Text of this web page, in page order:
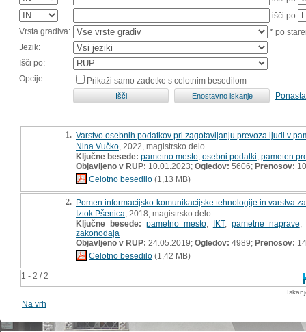
išči po
Vrsta gradiva:
* po
Jezik:
Išči po:
Opcije:
Prikaži samo zadetke s celotnim besedilom
1 - 2 / 2
1. Varstvo osebnih podatkov pri zagotavljanju prevoza ljudi v
Nina Vučko , 2022, magistrsko delo
Ključne besede: pametno mesto osebni podatki pameten
Objavljeno v RUP: 10.01.2023; Ogledov: 5606; Prenosov:
Celotno besedilo (1,13 MB)
2. Pomen informacijsko-komunikacijske tehnologije in varstva
Iztok Pšenica , 2018, magistrsko delo
Ključne besede: pametno mesto, IKT, pametne naprave
zakonodaja
Objavljeno v RUP: 24.05.2019; Ogledov: 4989; Prenosov:
Celotno besedilo (1,42 MB)
Na vrh